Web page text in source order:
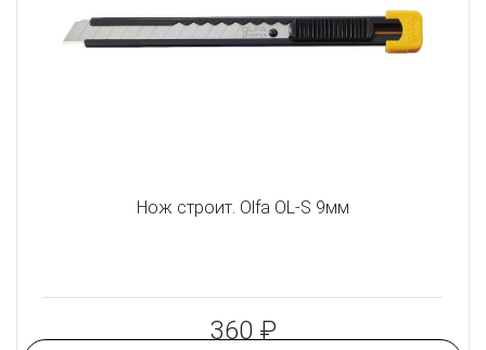
Нож строит. Olfa OL-S 9мм
360 ₽